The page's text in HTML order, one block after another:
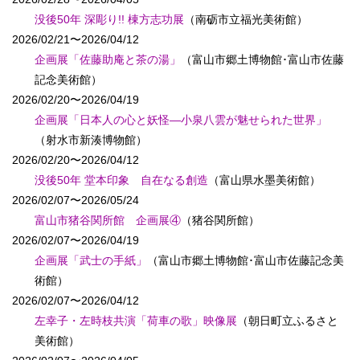
没後50年 深彫り!! 棟方志功展 （南砺市立福光美術館）
2026/02/21〜2026/04/12
企画展「佐藤助庵と茶の湯」
（富山市郷土博物館･富山市佐藤
記念美術館）
2026/02/20〜2026/04/19
企画展「日本人の心と妖怪―小泉八雲が魅せられた世界」
（射水市新湊博物館）
2026/02/20〜2026/04/12
没後50年 堂本印象 自在なる創造 （富山県水墨美術館）
2026/02/07〜2026/05/24
富山市猪谷関所館 企画展④ （猪谷関所館）
2026/02/07〜2026/04/19
企画展「武士の手紙」
（富山市郷土博物館･富山市佐藤記念美
術館）
2026/02/07〜2026/04/12
左幸子・左時枝共演「荷車の歌」映像展 （朝日町立ふるさと
美術館）